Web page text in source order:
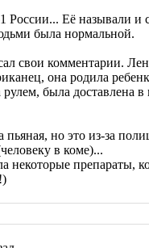
Её называли и
была нормальной.
комментарии.
она родила
рулем, была
но это из-за
в коме)...
препараты,